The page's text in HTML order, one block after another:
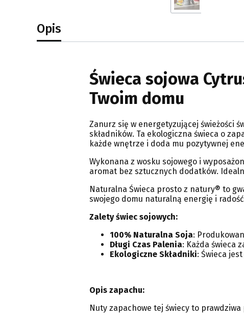
Opis
Świeca sojowa
Twoim domu
Zanurz się w energetyzującej świeżości
składników. Ta ekologiczna świeca o
każde wnętrze i doda mu pozytywnej
Wykonana z wosku sojowego i
aromat bez sztucznych dodatków.
Naturalna Świeca prosto z natury® to
swojego domu naturalną energię i
Zalety świec sojowych:
100% Naturalna Soja:
Długi Czas Palenia: Każda świeca
Ekologiczne Składniki: Świeca
Opis zapachu:
Nuty zapachowe tej świecy to